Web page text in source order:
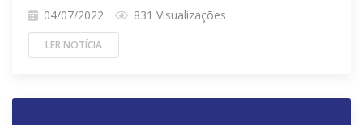
04/07/2022 831 Visualizações
LER NOTÍCIA